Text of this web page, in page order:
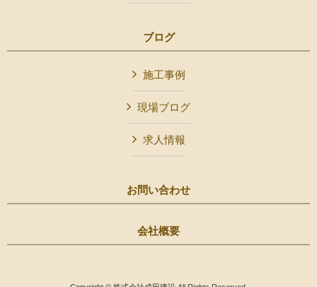
ブログ
施工事例
現場ブログ
求人情報
お問い合わせ
会社概要